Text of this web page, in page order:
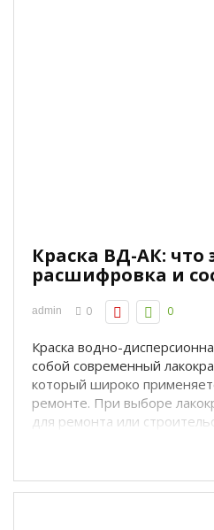
Краска ВД-АК: что
расшифровка и
admin 0 0
Краска водно-
собой современный
который широко
ремонте. При выборе
для ремонта или
краской. Эти маркировки